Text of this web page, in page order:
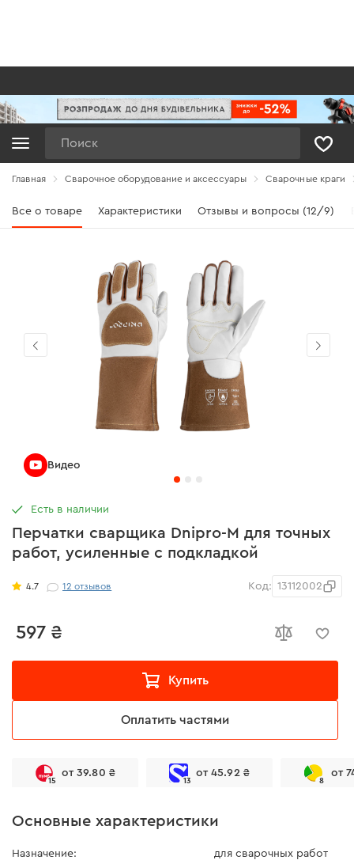
Главная Сварочное оборудование и аксессуары Сварочные краги
Все о товаре Характеристики Отзывы и вопросы (12/9)
Перчатки сварщика Dnipro-M для точных
работ, усиленные с подкладкой
4.7 12отзывов Код: 13112002
597 ₴
Купить
Оплатить частями
15
от 39.80 ₴
13
от 45.92 ₴
8
от
Есть в наличии
Основные характеристики
Назначение: для сварочных работ
Видео